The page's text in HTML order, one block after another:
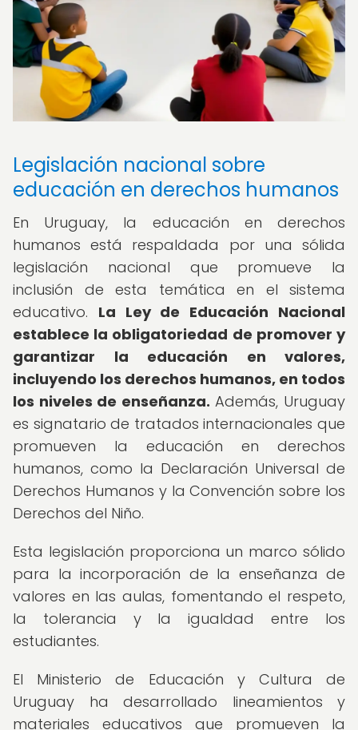
Legislación nacional sobre
educación en derechos humanos
En Uruguay, la educación en derechos
humanos está respaldada por una sólida
legislación nacional que promueve la
inclusión de esta temática en el sistema
educativo. La Ley de Educación Nacional
establece la obligatoriedad de promover y
garantizar la educación en valores,
incluyendo los derechos humanos, en todos
los niveles de enseñanza. Además, Uruguay
es signatario de tratados internacionales que
promueven la educación en derechos
humanos, como la Declaración Universal de
Derechos Humanos y la Convención sobre los
Derechos del Niño.
Esta legislación proporciona un marco sólido
para la incorporación de la enseñanza de
valores en las aulas, fomentando el respeto,
la tolerancia y la igualdad entre los
estudiantes.
El Ministerio de Educación y Cultura de
Uruguay ha desarrollado lineamientos y
materiales educativos que promueven la